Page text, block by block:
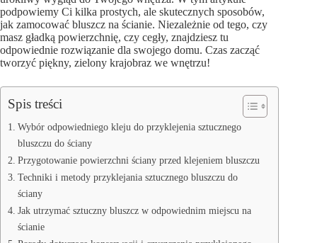
podpowiemy Ci kilka prostych, ale skutecznych sposobów,
jak zamocować bluszcz na ścianie. Niezależnie od tego, czy
masz gładką powierzchnię, czy cegły, znajdziesz tu
odpowiednie rozwiązanie dla swojego domu. Czas zacząć
tworzyć piękny, zielony krajobraz we wnętrzu!
Spis treści
Wybór odpowiedniego kleju do przyklejenia sztucznego
bluszczu do ściany
Przygotowanie powierzchni ściany przed klejeniem bluszczu
Techniki i metody przyklejania sztucznego bluszczu do
ściany
Jak utrzymać sztuczny bluszcz w odpowiednim miejscu na
ścianie